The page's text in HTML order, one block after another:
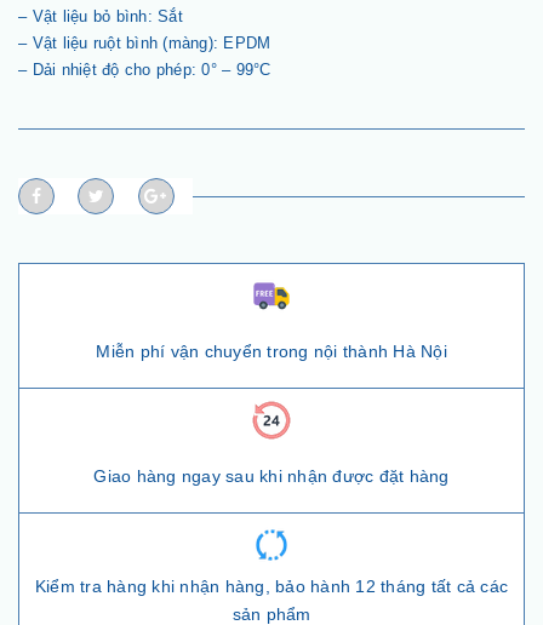
– Vật liệu bỏ bình: Sắt
– Vật liệu ruột bình (màng): EPDM
– Dải nhiệt độ cho phép: 0° – 99°C
Miễn phí vận chuyển trong nội thành Hà Nội
Giao hàng ngay sau khi nhận được đặt hàng
Kiểm tra hàng khi nhận hàng, bảo hành 12 tháng tất cả các
sản phẩm